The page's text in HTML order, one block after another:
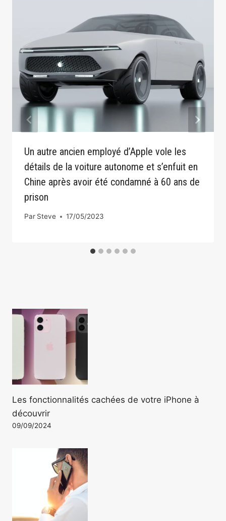
Un autre ancien employé d’Apple vole les
détails de la voiture autonome et s’enfuit en
Chine après avoir été condamné à 60 ans de
prison
Par Steve 17/05/2023
Les fonctionnalités cachées de votre iPhone à
découvrir
09/09/2024